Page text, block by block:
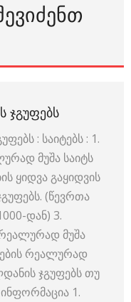
ᲯᲒᲣᲤᲔᲑᲡ
: საიტებს : 1.
მუშა საიტს
ყიდვა გაყიდვის
(წევრთა
დან) 3.
რეალურად მუშა
რეალურად
ჯგუფებს თუ
1.